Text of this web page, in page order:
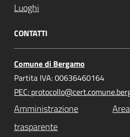
Luoghi
CONTATTI
Comune di Bergamo
Partita IVA: 00636460164
PEC:
Amministrazione
trasparente